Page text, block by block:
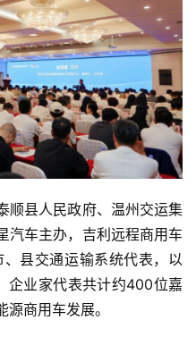
顺县人民政府、温州交运集
汽车主办，吉利远程商用车
县交通运输系统代表，以
企业家代表共计约400位嘉
商用车发展。